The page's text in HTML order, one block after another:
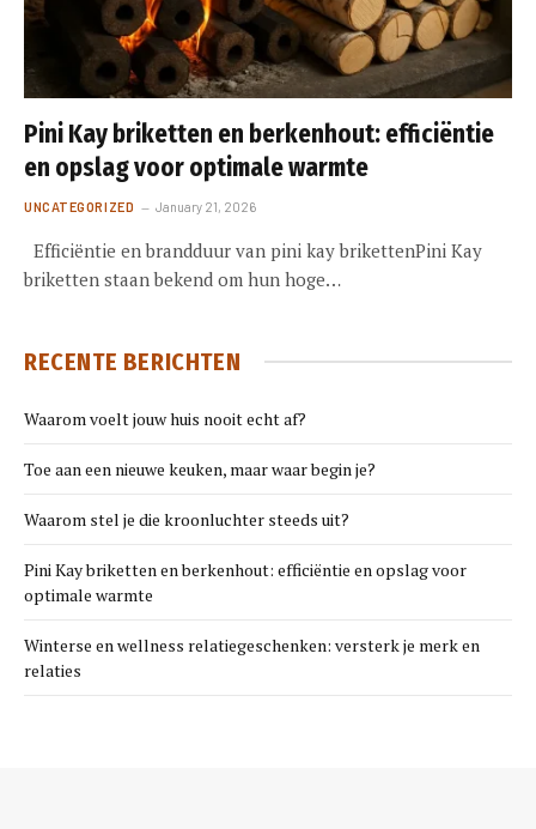
Pini Kay briketten en berkenhout: efficiëntie
en opslag voor optimale warmte
UNCATEGORIZED January 21, 2026
Efficiëntie en brandduur van pini kay brikettenPini Kay
briketten staan bekend om hun hoge…
RECENTE BERICHTEN
Waarom voelt jouw huis nooit echt af?
Toe aan een nieuwe keuken, maar waar begin je?
Waarom stel je die kroonluchter steeds uit?
Pini Kay briketten en berkenhout: efficiëntie en opslag voor
optimale warmte
Winterse en wellness relatiegeschenken: versterk je merk en
relaties